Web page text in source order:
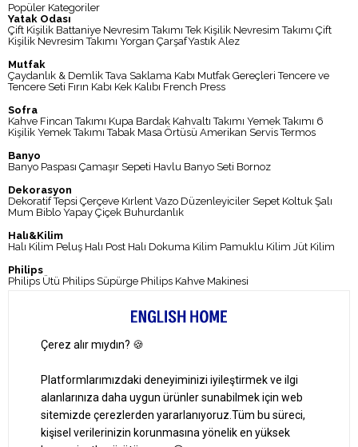
Popüler Kategoriler
Yatak Odası
Çift Kişilik Battaniye Nevresim Takımı Tek Kişilik Nevresim Takımı Çift
Kişilik Nevresim Takımı Yorgan ÇarşafYastık Alez
Mutfak
Çaydanlık & Demlik Tava Saklama Kabı Mutfak Gereçleri Tencere ve
Tencere Seti Fırın Kabı Kek Kalıbı French Press
Sofra
Kahve Fincan Takımı Kupa Bardak Kahvaltı Takımı Yemek Takımı 6
Kişilik Yemek Takımı Tabak Masa Örtüsü Amerikan Servis Termos
Banyo
Banyo Paspası Çamaşır Sepeti Havlu Banyo Seti Bornoz
Dekorasyon
Dekoratif Tepsi Çerçeve Kırlent Vazo Düzenleyiciler Sepet Koltuk Şalı
Mum Biblo Yapay Çiçek Buhurdanlık
Halı&Kilim
Halı Kilim Peluş Halı Post Halı Dokuma Kilim Pamuklu Kilim Jüt Kilim
Philips
Philips Ütü Philips Süpürge Philips Kahve Makinesi
Banka Kampanyaları
0 850 724 0 346
Pazartesi-Cuma: 09:00 – 18:00
Cumartesi-Pazar: Kapalı